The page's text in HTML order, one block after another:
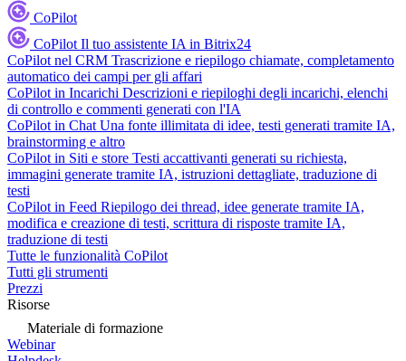
CoPilot
CoPilot Il tuo assistente IA in Bitrix24
CoPilot nel CRM Trascrizione e riepilogo chiamate, completamento
automatico dei campi per gli affari
CoPilot in Incarichi Descrizioni e riepiloghi degli incarichi, elenchi
di controllo e commenti generati con l'IA
CoPilot in Chat Una fonte illimitata di idee, testi generati tramite IA,
brainstorming e altro
CoPilot in Siti e store Testi accattivanti generati su richiesta,
immagini generate tramite IA, istruzioni dettagliate, traduzione di
testi
CoPilot in Feed Riepilogo dei thread, idee generate tramite IA,
modifica e creazione di testi, scrittura di risposte tramite IA,
traduzione di testi
Tutte le funzionalità CoPilot
Tutti gli strumenti
Prezzi
Risorse
Materiale di formazione
Webinar